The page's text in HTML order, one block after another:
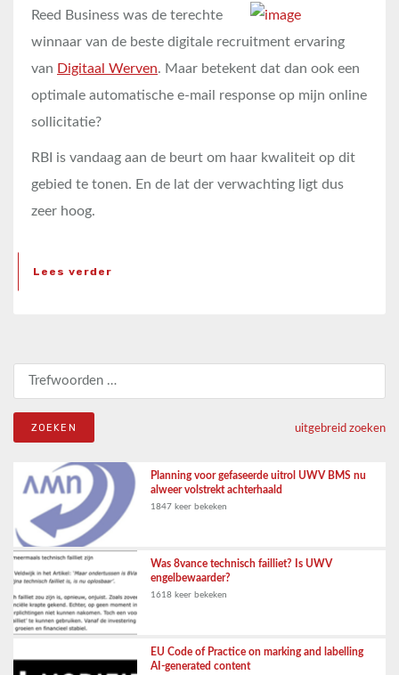
Reed Business was de terechte
winnaar van de beste digitale recruitment ervaring
van Digitaal Werven. Maar betekent dat dan ook een
optimale automatische e-mail response op mijn online
sollicitatie?
RBI is vandaag aan de beurt om haar kwaliteit op dit
gebied te tonen. En de lat der verwachting ligt dus
zeer hoog.
Lees verder
Zoeken naar:
uitgebreid zoeken
Planning voor gefaseerde uitrol UWV BMS nu
alweer volstrekt achterhaald
1847 keer bekeken
Was 8vance technisch failliet? Is UWV
engelbewaarder?
1618 keer bekeken
EU Code of Practice on marking and labelling
AI-generated content